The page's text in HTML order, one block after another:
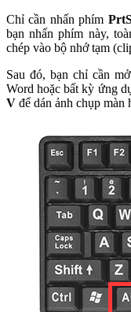
Chỉ cần nhấn phím
bạn nhấn phím này,
chép vào bộ nhớ tạm
Sau đó, bạn chỉ cần
Word hoặc bất kỳ ứng
V để dán ảnh chụp màn